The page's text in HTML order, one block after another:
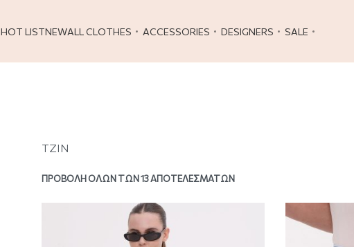
HOT LISTNEWALL CLOTHES ACCESSORIES DESIGNERS SALE
ΤΖΙΝ
ΠΡΟΒΟΛΉ ΌΛΩΝ ΤΩΝ 13 ΑΠΟΤΕΛΕΣΜΆΤΩΝ